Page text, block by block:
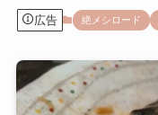
広告 絶メシロード